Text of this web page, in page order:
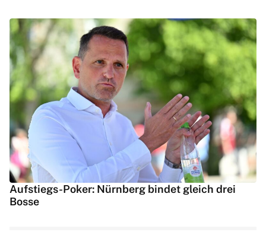
Aufstiegs-Poker: Nürnberg bindet gleich drei
Bosse